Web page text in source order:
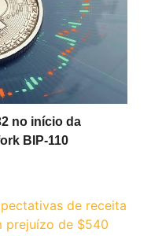
no início da
BIP-110